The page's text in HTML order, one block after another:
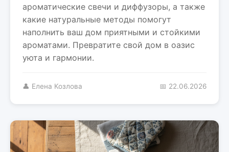
ароматические свечи и диффузоры, а также
какие натуральные методы помогут
наполнить ваш дом приятными и стойкими
ароматами. Превратите свой дом в оазис
уюта и гармонии.
👤 Елена Козлова 📅 22.06.2026